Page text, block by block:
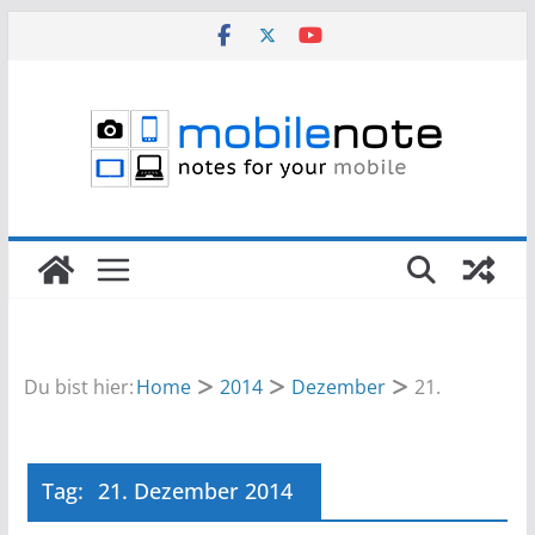
Du bist hier:Home 2014 Dezember 21.
Tag: 21. Dezember 2014